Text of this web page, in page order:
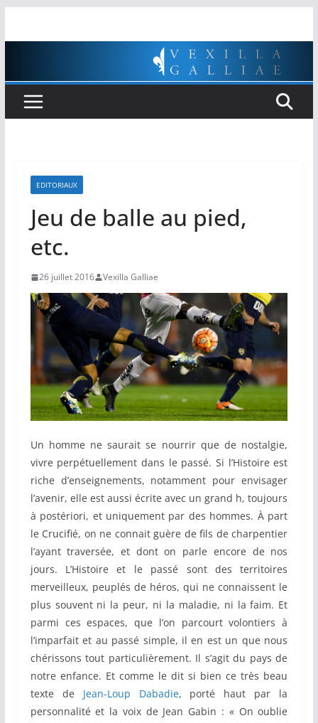
EDITORIAUX
Jeu de balle au pied,
etc.
26 juillet 2016 Vexilla Galliae
Un homme ne saurait se nourrir que de nostalgie,
vivre perpétuellement dans le passé. Si l’Histoire est
riche d’enseignements, notamment pour envisager
l’avenir, elle est aussi écrite avec un grand h, toujours
à postériori, et uniquement par des hommes. À part
le Crucifié, on ne connait guère de fils de charpentier
l’ayant traversée, et dont on parle encore de nos
jours. L’Histoire et le passé sont des territoires
merveilleux, peuplés de héros, qui ne connaissent le
plus souvent ni la peur, ni la maladie, ni la faim. Et
parmi ces espaces, que l’on parcourt volontiers à
l’imparfait et au passé simple, il en est un que nous
chérissons tout particulièrement. Il s’agit du pays de
notre enfance. Et comme le dit si bien ce très beau
texte de Jean-Loup Dabadie, porté haut par la
personnalité et la voix de Jean Gabin : « On oublie